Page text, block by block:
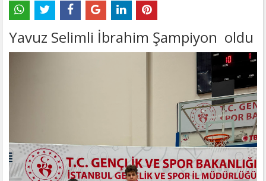
Yavuz Selimli İbrahim Şampiyon oldu